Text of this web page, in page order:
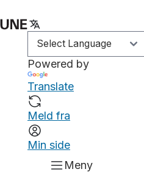
Powered by
Translate
Meld fra
Min side
Meny